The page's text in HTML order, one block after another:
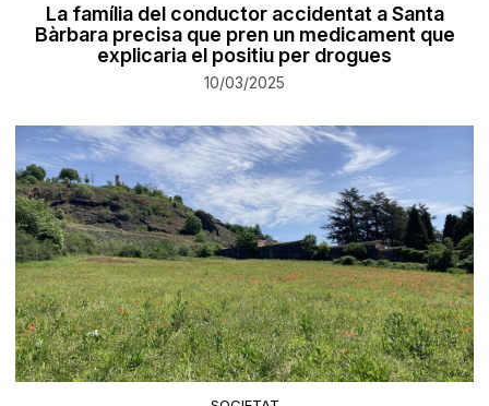
La família del conductor accidentat a Santa
Bàrbara precisa que pren un medicament que
explicaria el positiu per drogues
10/03/2025